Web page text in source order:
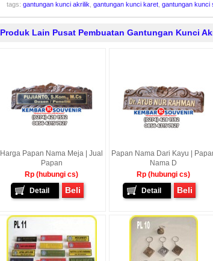
tags: gantungan kunci akrilik gantungan kunci karet gantungan kunci
Produk Lain Pusat Pembuatan Gantungan Kunci
Harga Papan Nama Meja | Jual
Papan
Rp (hubungi cs)
Detail
Beli
Papan Nama Dari Kayu |
Nama D
Rp (hubungi cs)
Detail
Beli